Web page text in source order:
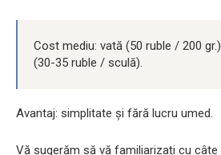
Cost mediu: vată (50 ruble / 200
(30-35 ruble / sculă).
Avantaj: simplitate și fără lucru umed.
Vă sugerăm să vă familiarizați cu